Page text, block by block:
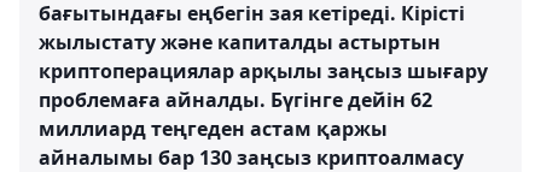
бағытындағы еңбегін зая кетіреді. Кірісті
жылыстату және капиталды астыртын
криптоперациялар арқылы заңсыз шығару
проблемаға айналды. Бүгінге дейін 62
миллиард теңгеден астам қаржы
айналымы бар 130 заңсыз криптоалмасу